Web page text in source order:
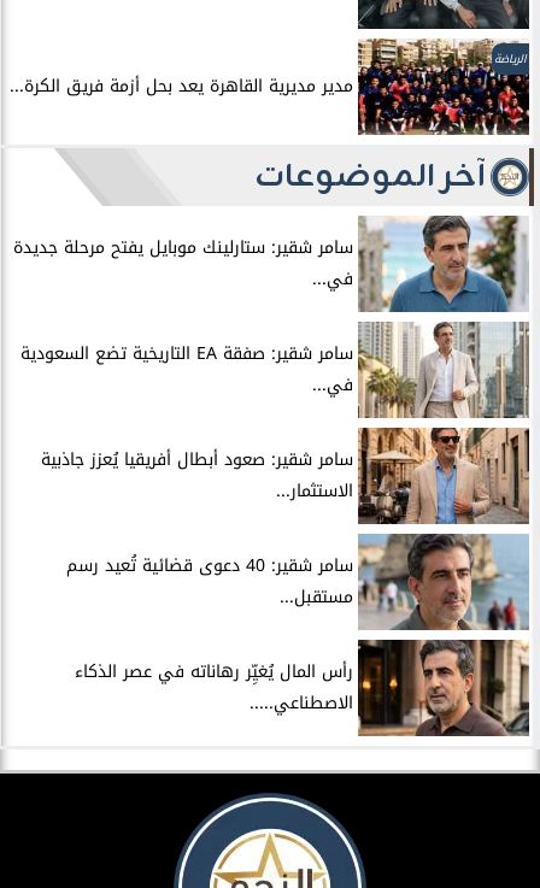
الرياضة
مدير مديرية القاهرة يعد بحل أزمة فريق الكرة...
آخر الموضوعات
سامر شقير: ستارلينك موبايل يفتح مرحلة جديدة
في...
سامر شقير: صفقة EA التاريخية تضع السعودية
في...
سامر شقير: صعود أبطال أفريقيا يُعزز جاذبية
الاستثمار...
سامر شقير: 40 دعوى قضائية تُعيد رسم
مستقبل...
رأس المال يُغيِّر رهاناته في عصر الذكاء
الاصطناعي.....